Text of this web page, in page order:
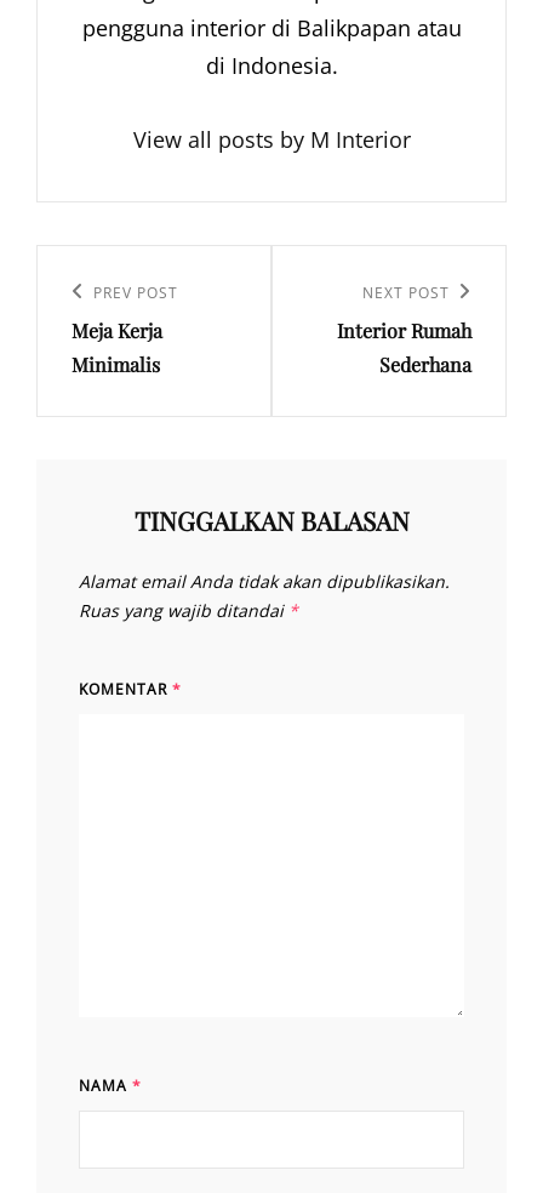
pengguna interior di Balikpapan atau
di Indonesia.
View all posts by M Interior
posPrevious
Post
PREV POST
Meja Kerja
Minimalis
Post
NEXT POST
Interior Rumah
Sederhana
TINGGALKAN BALASAN
Alamat email Anda tidak akan dipublikasikan.
Ruas yang wajib ditandai *
KOMENTAR *
NAMA *